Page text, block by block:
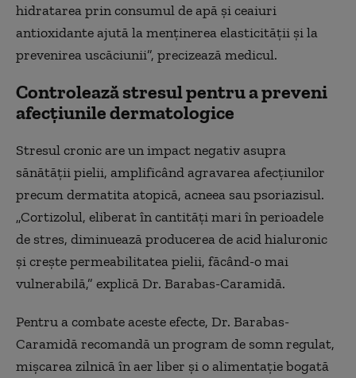
hidratarea prin consumul de apă și ceaiuri
antioxidante ajută la menținerea elasticității și la
prevenirea uscăciunii”, precizează medicul.
Controlează stresul pentru a preveni
afecțiunile dermatologice
Stresul cronic are un impact negativ asupra
sănătății pielii, amplificând agravarea afecțiunilor
precum dermatita atopică, acneea sau psoriazisul.
„Cortizolul, eliberat în cantități mari în perioadele
de stres, diminuează producerea de acid hialuronic
și crește permeabilitatea pielii, făcând-o mai
vulnerabilă,” explică Dr. Barabas-Caramidă.
Pentru a combate aceste efecte, Dr. Barabas-
Caramidă recomandă un program de somn regulat,
mișcarea zilnică în aer liber și o alimentație bogată